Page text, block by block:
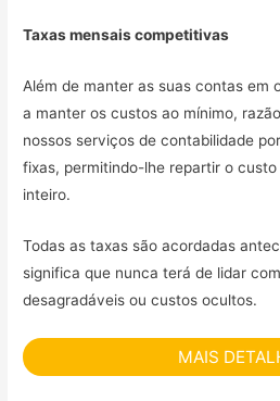
Taxas mensais competitivas
Além de manter as suas contas em
a manter os custos ao mínimo,
nossos serviços de contabilidade
fixas, permitindo-lhe repartir o
inteiro.
Todas as taxas são acordadas
significa que nunca terá de lidar
desagradáveis ou custos ocultos.
MAIS